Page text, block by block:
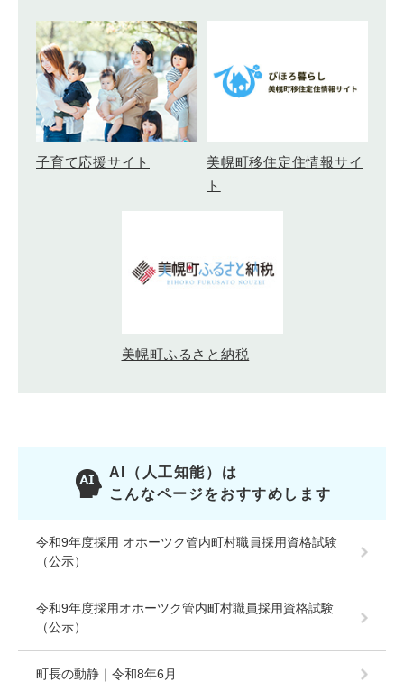
子育て応援サイト
美幌町移住定住情報サイ
ト
美幌町ふるさと納税
AI（人工知能）は
こんなページをおすすめします
令和9年度採用 オホーツク管内町村職員採用資格試験
（公示）
令和9年度採用オホーツク管内町村職員採用資格試験
（公示）
町長の動静｜令和8年6月